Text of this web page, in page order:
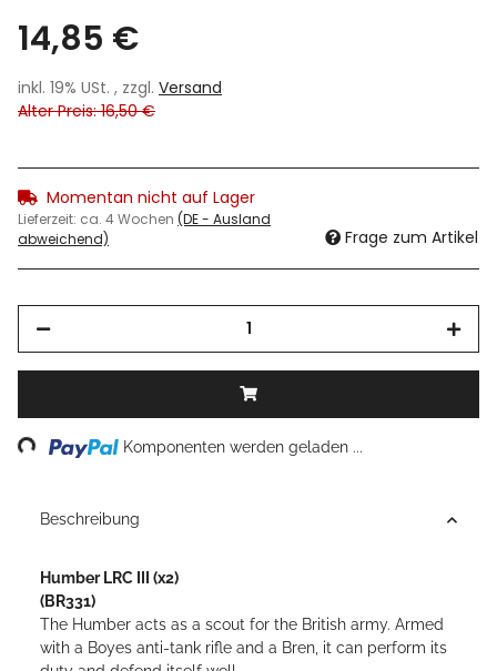
14,85 €
inkl. 19% USt. , zzgl. Versand
Alter Preis: 16,50 €
Momentan nicht auf Lager
Lieferzeit: ca. 4 Wochen (DE - Ausland
abweichend)
Frage zum Artikel
Komponenten werden geladen ...
Beschreibung
Humber LRC III (x2)
(BR331)
The Humber acts as a scout for the British army. Armed
with a Boyes anti-tank rifle and a Bren, it can perform its